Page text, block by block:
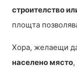
строителство
площта
Хора, желаещи
населено място